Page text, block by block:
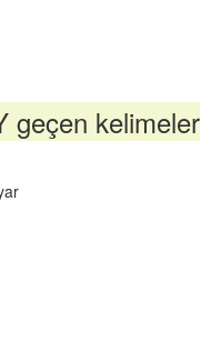
geçen kelimeler